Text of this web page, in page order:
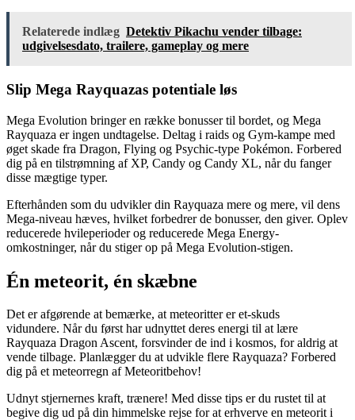
Relaterede indlæg Detektiv Pikachu vender tilbage:
udgivelsesdato, trailere, gameplay og mere
Slip Mega Rayquazas potentiale løs
Mega Evolution bringer en række bonusser til bordet, og Mega
Rayquaza er ingen undtagelse. Deltag i raids og Gym-kampe med
øget skade fra Dragon, Flying og Psychic-type Pokémon. Forbered
dig på en tilstrømning af XP, Candy og Candy XL, når du fanger
disse mægtige typer.
Efterhånden som du udvikler din Rayquaza mere og mere, vil dens
Mega-niveau hæves, hvilket forbedrer de bonusser, den giver. Oplev
reducerede hvileperioder og reducerede Mega Energy-
omkostninger, når du stiger op på Mega Evolution-stigen.
Én meteorit, én skæbne
Det er afgørende at bemærke, at meteoritter er et-skuds
vidundere. Når du først har udnyttet deres energi til at lære
Rayquaza Dragon Ascent, forsvinder de ind i kosmos, for aldrig at
vende tilbage. Planlægger du at udvikle flere Rayquaza? Forbered
dig på et meteorregn af Meteoritbehov!
Udnyt stjernernes kraft, trænere! Med disse tips er du rustet til at
begive dig ud på din himmelske rejse for at erhverve en meteorit i